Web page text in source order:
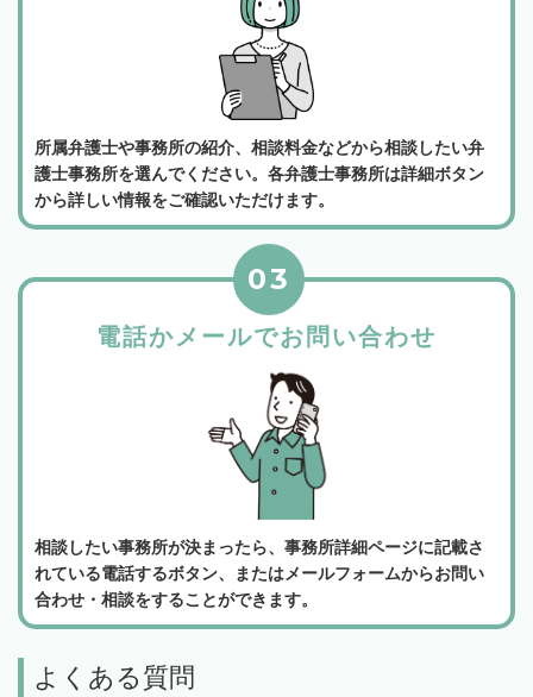
所属弁護士や事務所の紹介、相談料金などから相談したい弁
護士事務所を選んでください。各弁護士事務所は詳細ボタン
から詳しい情報をご確認いただけます。
電話かメールでお問い合わせ
03
相談したい事務所が決まったら、事務所詳細ページに記載さ
れている電話するボタン、またはメールフォームからお問い
合わせ・相談をすることができます。
よくある質問